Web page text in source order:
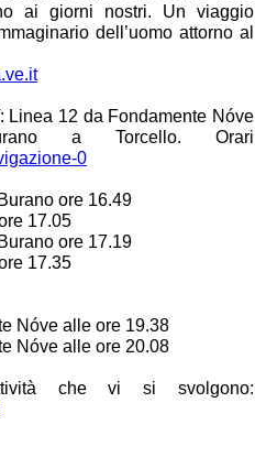
ai giorni nostri. Un viaggio
dell’uomo attorno al
Linea 12 da Fondamente Nóve
a Torcello. Orari
0
ore 16.49
17.05
ore 17.19
17.35
Nóve alle ore 19.38
Nóve alle ore 20.08
che vi si svolgono: